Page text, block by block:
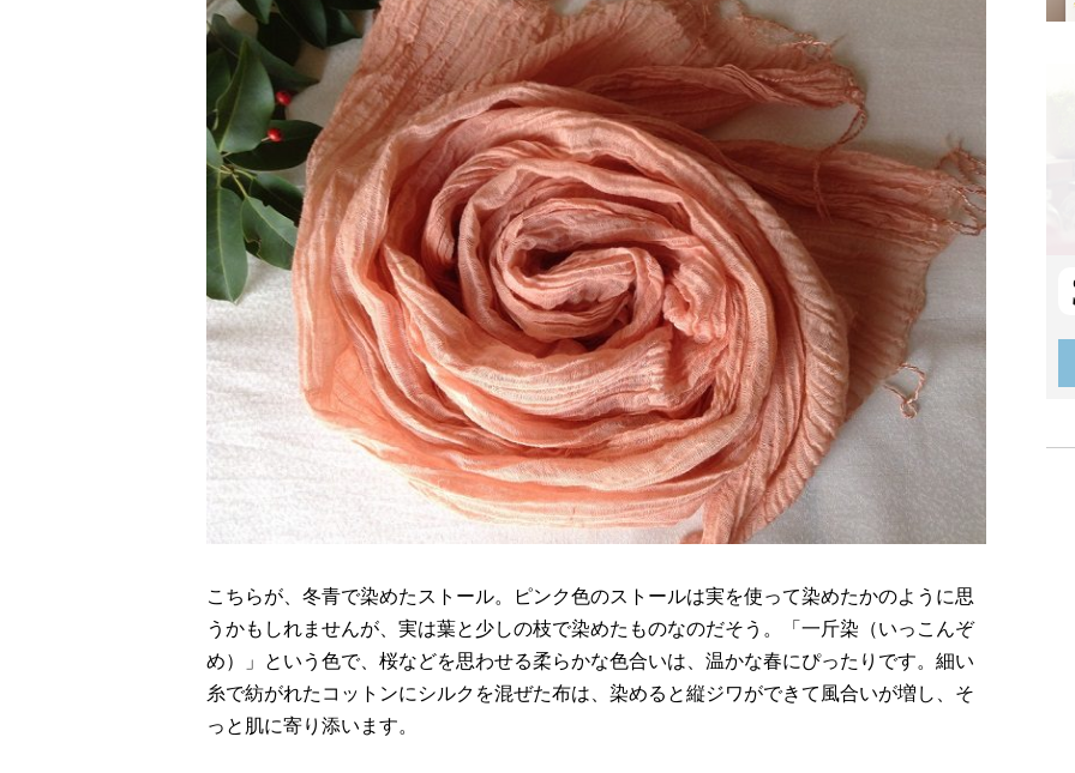
こちらが、冬青で染めたストール。ピンク色のストールは実を使って染めたかのように思
うかもしれませんが、実は葉と少しの枝で染めたものなのだそう。「一斤染（いっこんぞ
め）」という色で、桜などを思わせる柔らかな色合いは、温かな春にぴったりです。細い
糸で紡がれたコットンにシルクを混ぜた布は、染めると縦ジワができて風合いが増し、そ
っと肌に寄り添います。